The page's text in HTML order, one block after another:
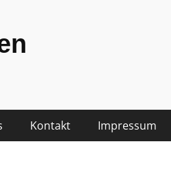
Kontakt Impressum